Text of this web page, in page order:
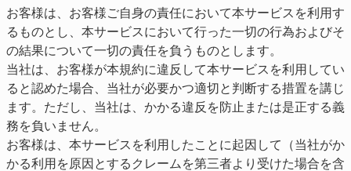
お客様は、お客様ご自身の責任において本サービスを利用す
るものとし、本サービスにおいて行った一切の行為およびそ
の結果について一切の責任を負うものとします。
当社は、お客様が本規約に違反して本サービスを利用してい
ると認めた場合、当社が必要かつ適切と判断する措置を講じ
ます。ただし、当社は、かかる違反を防止または是正する義
務を負いません。
お客様は、本サービスを利用したことに起因して（当社がか
かる利用を原因とするクレームを第三者より受けた場合を含